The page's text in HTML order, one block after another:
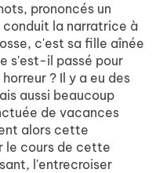
prononcés un
la narratrice à
c'est sa fille aînée
s'est-il passé pour
? Il y a eu des
aussi beaucoup
de vacances
alors cette
le cours de cette
l'entrecroiser